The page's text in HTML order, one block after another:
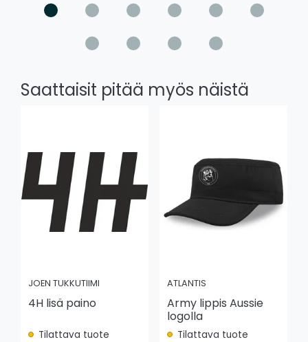
Saattaisit pitää myös näistä
JOEN TUKKUTIIMI
4H lisä paino
Tilattava tuote
ATLANTIS
Army lippis Aussie
logolla
Tilattava tuote